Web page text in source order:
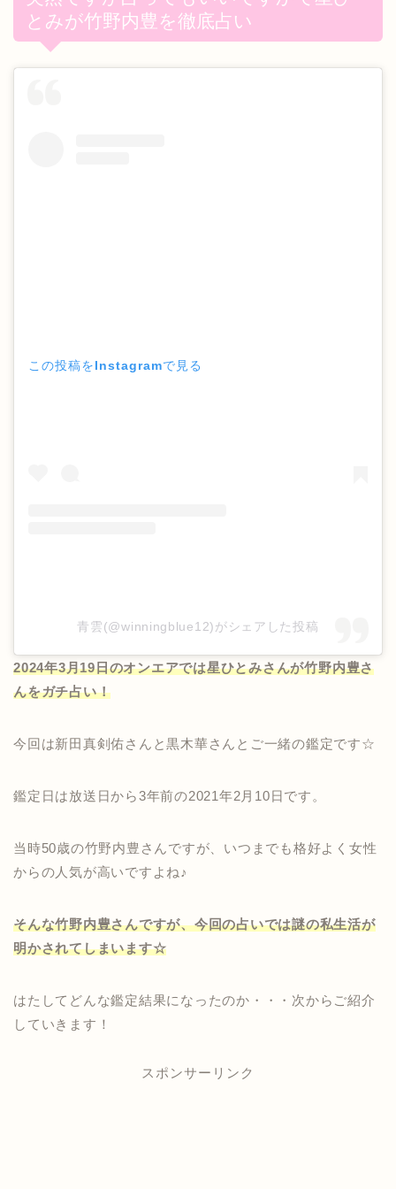
とみが竹野内豊を徹底占い
この投稿をInstagramで見る
青雲(@winningblue12)がシェアした投稿
2024年3月19日のオンエアでは星ひとみさんが竹野内豊さ
んをガチ占い！
今回は新田真剣佑さんと黒木華さんとご一緒の鑑定です☆
鑑定日は放送日から3年前の2021年2月10日です。
当時50歳の竹野内豊さんですが、いつまでも格好よく女性
からの人気が高いですよね♪
そんな竹野内豊さんですが、今回の占いでは謎の私生活が
明かされてしまいます☆
はたしてどんな鑑定結果になったのか・・・次からご紹介
していきます！
スポンサーリンク